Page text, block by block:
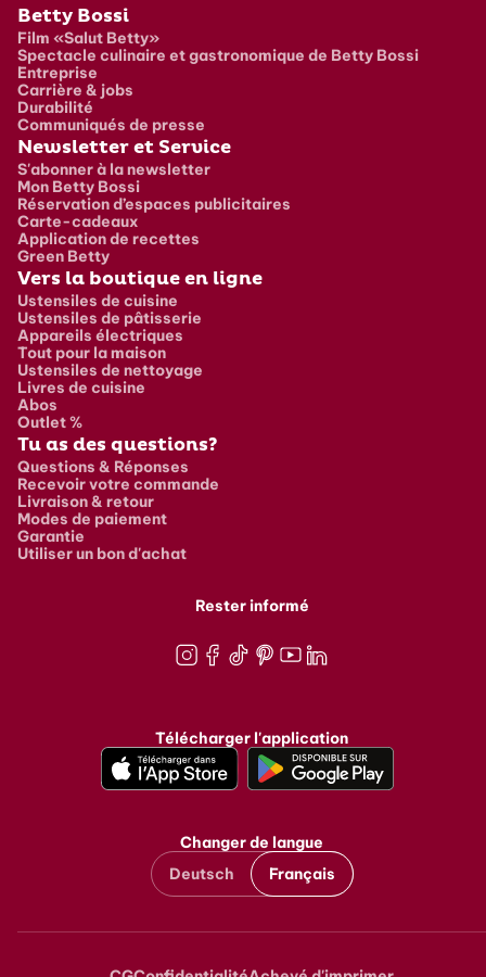
Pied de page
Betty Bossi
Film «Salut Betty»
Spectacle culinaire et gastronomique de Betty Bossi
Entreprise
Carrière & jobs
Durabilité
Communiqués de presse
Newsletter et Service
S'abonner à la newsletter
Mon Betty Bossi
Réservation d’espaces publicitaires
Carte-cadeaux
Application de recettes
Green Betty
Vers la boutique en ligne
Ustensiles de cuisine
Ustensiles de pâtisserie
Appareils électriques
Tout pour la maison
Ustensiles de nettoyage
Livres de cuisine
Abos
Outlet %
Tu as des questions?
Questions & Réponses
Recevoir votre commande
Livraison & retour
Modes de paiement
Garantie
Utiliser un bon d'achat
Rester informé
Télécharger l'application
Changer de langue
Deutsch
Français